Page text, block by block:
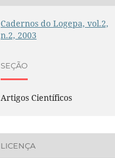
Cadernos do Logepa, vol.2,
n.2, 2003
SEÇÃO
Artigos Científicos
LICENÇA